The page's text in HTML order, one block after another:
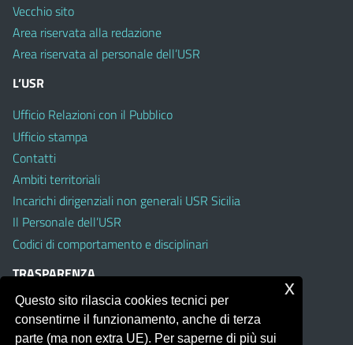
Vecchio sito
Area riservata alla redazione
Area riservata al personale dell’USR
L’USR
Ufficio Relazioni con il Pubblico
Ufficio stampa
Contatti
Ambiti territoriali
Incarichi dirigenziali non generali USR Sicilia
Il Personale dell’USR
Codici di comportamento e disciplinari
TRASPARENZA
Albo on line
Amministrazione Trasparente
Questo sito rilascia cookies tecnici per
consentirne il funzionamento, anche di terza
parte (ma non extra UE). Per saperne di più sui
x